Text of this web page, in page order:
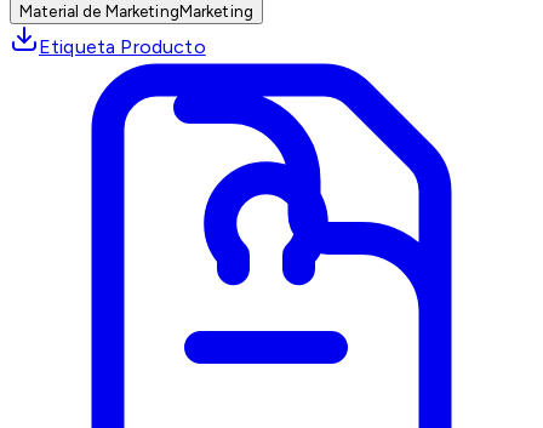
Material de MarketingMarketing
Etiqueta Producto